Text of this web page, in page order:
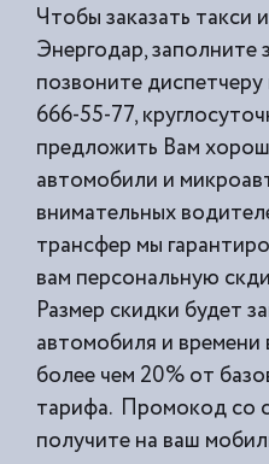
Чтобы заказать такси
Энергодар, заполните
позвоните
666-55-77,
предложить Вам
автомобили и
внимательных
трансфер мы
вам персональную
Размер скидки будет
автомобиля и времени
более чем 20% от
тарифа. Промокод со
получите на ваш